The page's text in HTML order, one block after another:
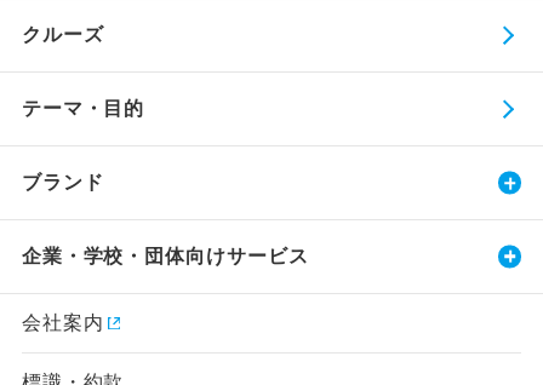
クルーズ
テーマ・目的
ブランド
企業・学校・団体向けサービス
会社案内